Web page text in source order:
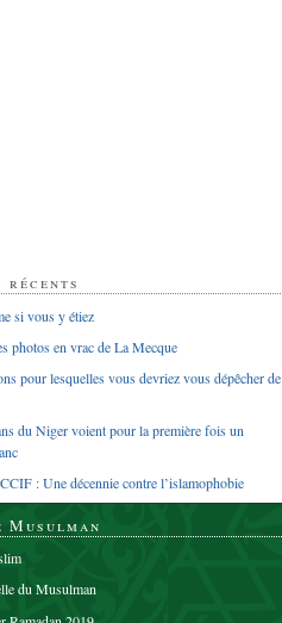
si vous y étiez
photos en vrac de La Mecque
pour lesquelles vous devriez vous dépêcher de
du Niger voient pour la première fois un
: Une décennie contre l’islamophobie
Musulman
du Musulman